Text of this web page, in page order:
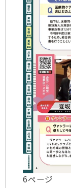
6ページ